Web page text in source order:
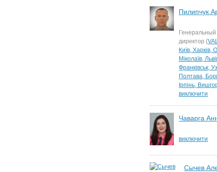
Пилипчук
Генеральный
директор (
Київ, Харків,
Міколаїв,
Франківськ,
Полтава,
Ірпінь,
виключити
Чаварга
виключити
Сычев